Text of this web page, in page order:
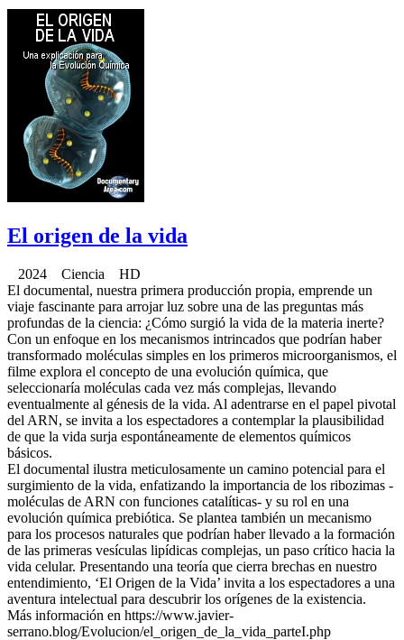
El origen de la vida
2024 Ciencia HD
El documental, nuestra primera producción propia, emprende un
viaje fascinante para arrojar luz sobre una de las preguntas más
profundas de la ciencia: ¿Cómo surgió la vida de la materia inerte?
Con un enfoque en los mecanismos intrincados que podrían haber
transformado moléculas simples en los primeros microorganismos, el
filme explora el concepto de una evolución química, que
seleccionaría moléculas cada vez más complejas, llevando
eventualmente al génesis de la vida. Al adentrarse en el papel pivotal
del ARN, se invita a los espectadores a contemplar la plausibilidad
de que la vida surja espontáneamente de elementos químicos
básicos.
El documental ilustra meticulosamente un camino potencial para el
surgimiento de la vida, enfatizando la importancia de los ribozimas -
moléculas de ARN con funciones catalíticas- y su rol en una
evolución química prebiótica. Se plantea también un mecanismo
para los procesos naturales que podrían haber llevado a la formación
de las primeras vesículas lipídicas complejas, un paso crítico hacia la
vida celular. Presentando una teoría que cierra brechas en nuestro
entendimiento, ‘El Origen de la Vida’ invita a los espectadores a una
aventura intelectual para descubrir los orígenes de la existencia.
Más información en https://www.javier-
serrano.blog/Evolucion/el_origen_de_la_vida_parteI.php